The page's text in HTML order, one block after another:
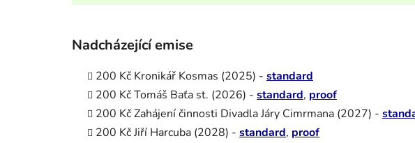
Nadcházející emise
200 Kč Kronikář Kosmas (2025) - standard
200 Kč Tomáš Baťa st. (2026) - standard, proof
200 Kč Zahájení činnosti Divadla Járy Cimrmana (2027) -
200 Kč Jiří Harcuba (2028) - standard, proof